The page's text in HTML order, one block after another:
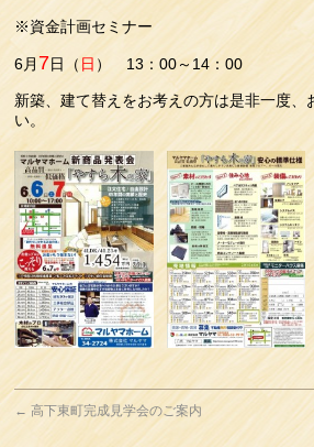
※資金計画セミナー
6月 7日（ 日 ） 13：00～14：00
新築、建て替えをお考えの方は是非一度、
い。
← 高下東町完成見学会のご案内